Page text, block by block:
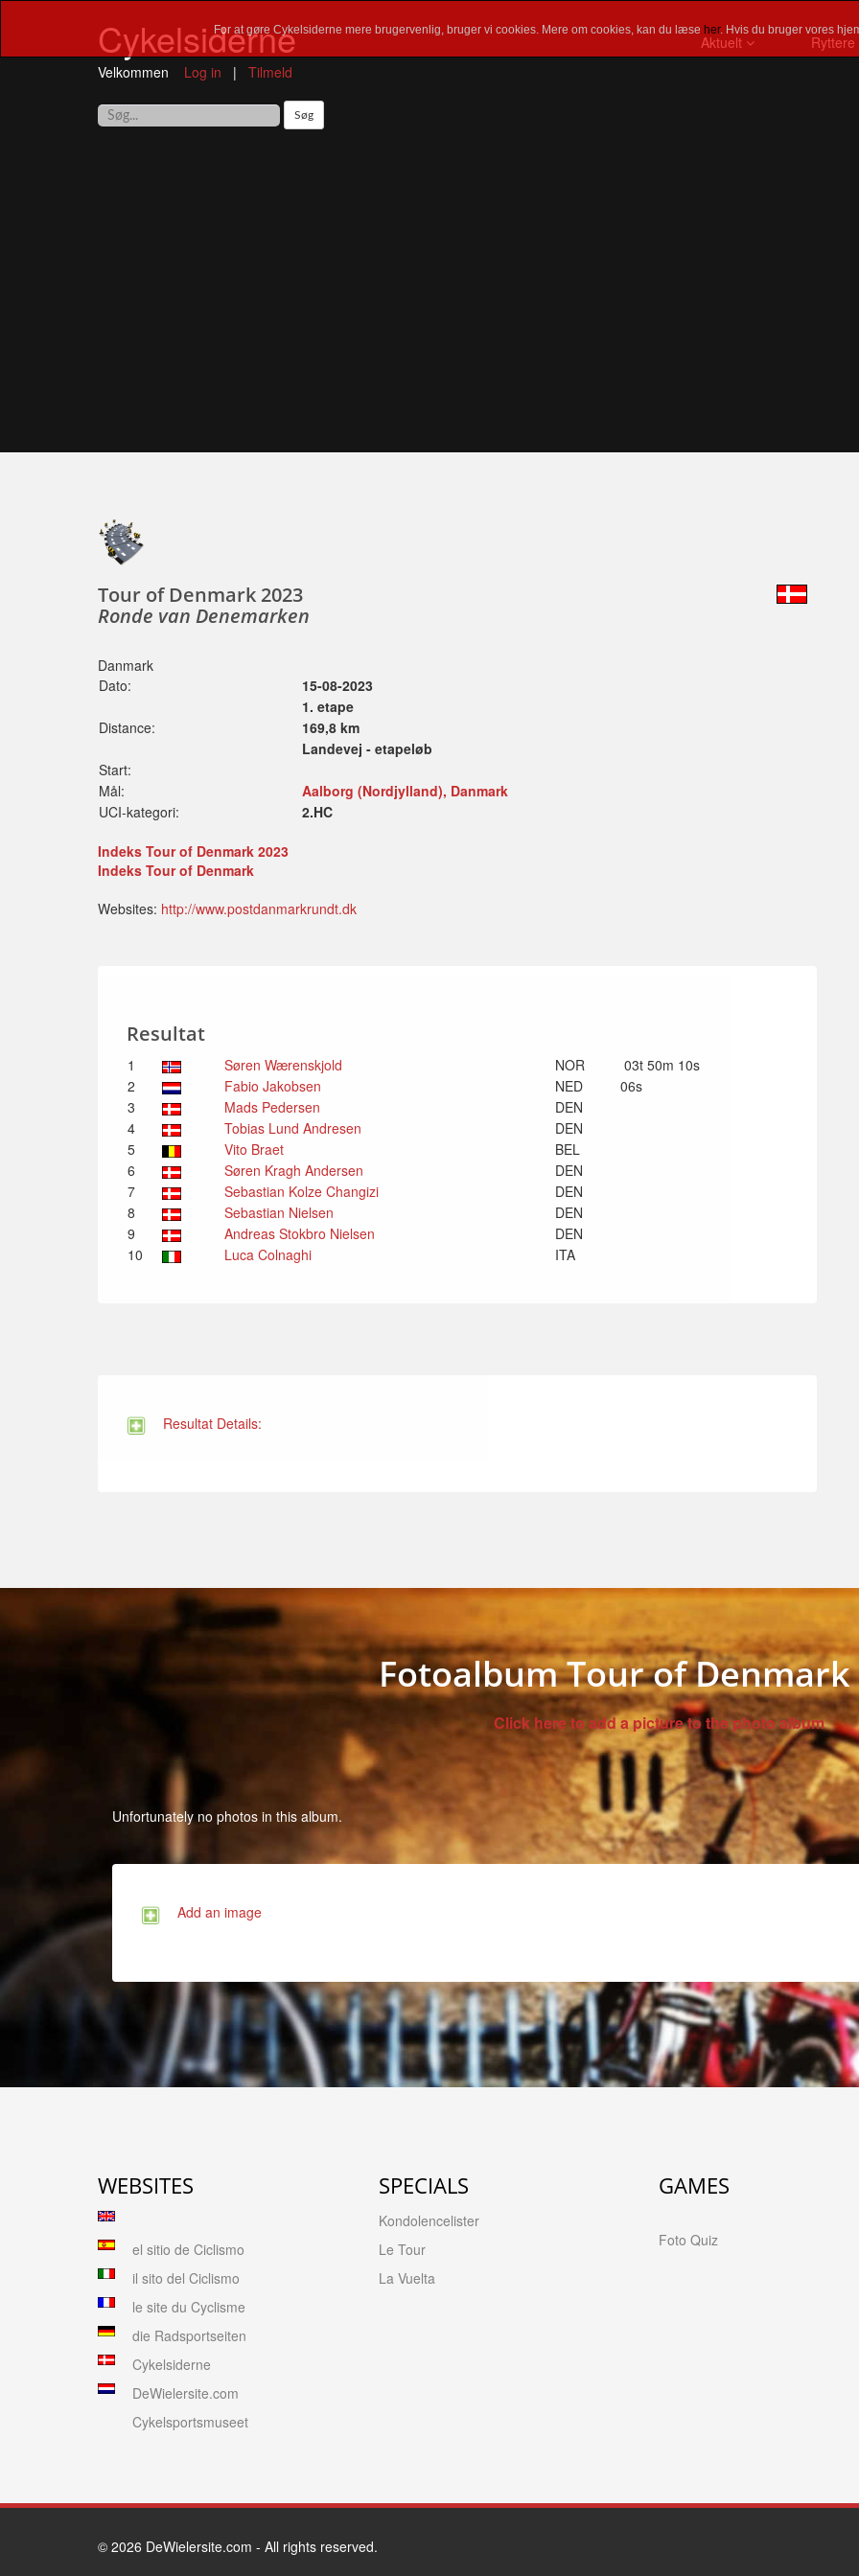
For at gøre Cykelsiderne mere brugervenlig, bruger vi cookies. Mere om cookies, kan du læse her. Hvis du bruger vores
Cykelsiderne
Velkommen Log in | Tilmeld
Aktuelt Ryttere
Tour of Denmark 2023
Ronde van Denemarken
Danmark
Dato:
15-08-2023
1. etape
Distance:
169,8 km
Landevej - etapeløb
Start:
Mål:
Aalborg (Nordjylland), Danmark
UCI-kategori:
2.HC
Indeks Tour of Denmark 2023
Indeks Tour of Denmark
Websites: http://www.postdanmarkrundt.dk
Resultat
1 Søren Wærenskjold NOR
03t 50m 10s
2
Fabio Jakobsen NED
06s
3
Mads Pedersen
DEN
4
Tobias Lund Andresen
DEN
5
Vito Braet
BEL
6
Søren Kragh Andersen
DEN
7
Sebastian Kolze Changizi
DEN
8
Sebastian Nielsen
DEN
9
Andreas Stokbro Nielsen
DEN
10
Luca Colnaghi ITA
Resultat Details:
Fotoalbum Tour of Denmark
Click here to add a picture to the photo album
Unfortunately no photos in this album.
Add an image
WEBSITES
el sitio de Ciclismo
il sito del Ciclismo
le site du Cyclisme
die Radsportseiten
Cykelsiderne
DeWielersite.com
Cykelsportsmuseet
SPECIALS
Kondolencelister
Le Tour
La Vuelta
GAMES
Foto Quiz
© 2026 DeWielersite.com - All rights reserved.